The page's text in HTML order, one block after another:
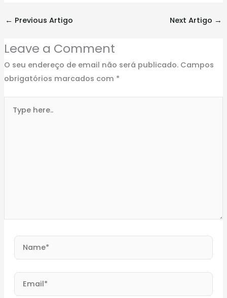
← Previous Artigo Next Artigo →
Leave a Comment
O seu endereço de email não será publicado. Campos
obrigatórios marcados com *
here..
Name*
Email*